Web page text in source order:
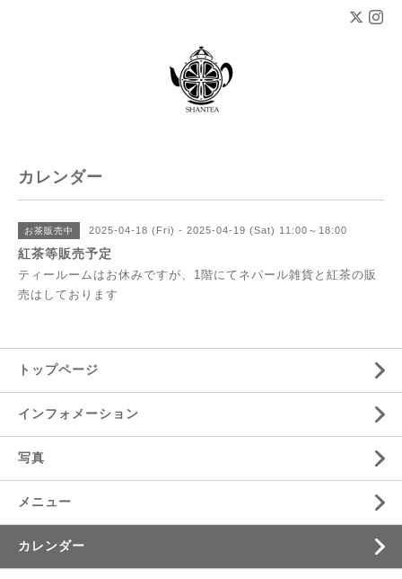
カレンダー
お茶販売中 2025-04-18 (Fri) - 2025-04-19 (Sat) 11:00～18:00
紅茶等販売予定
ティールームはお休みですが、1階にてネパール雑貨と紅茶の販
売はしております
トップページ
インフォメーション
写真
メニュー
カレンダー